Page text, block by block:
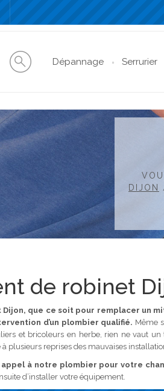
Dépannage Serrurier
DIJON
de robinet
que ce soit pour remplacer un
d’un plombier qualifié. Même
et bricoleurs en herbe, rien ne vaut
à plusieurs reprises des mauvaises
à notre plombier pour votre
d’installer votre équipement.